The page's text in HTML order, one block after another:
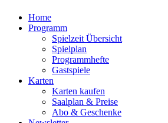
Home
Programm
Spielzeit Übersicht
Spielplan
Programmhefte
Gastspiele
Karten
Karten kaufen
Saalplan & Preise
Abo & Geschenke